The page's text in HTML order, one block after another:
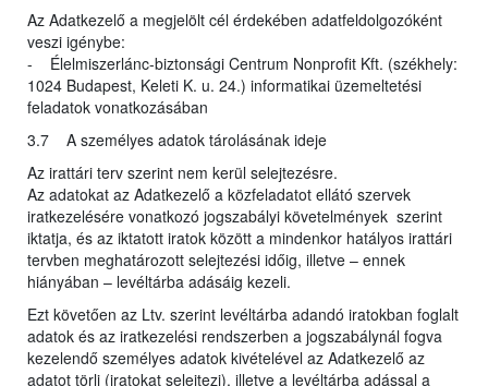
Az Adatkezelő a megjelölt cél érdekében adatfeldolgozóként
veszi igénybe:
- Élelmiszerlánc-biztonsági Centrum Nonprofit Kft. (székhely:
1024 Budapest, Keleti K. u. 24.) informatikai üzemeltetési
feladatok vonatkozásában
3.7 A személyes adatok tárolásának ideje
Az irattári terv szerint nem kerül selejtezésre.
Az adatokat az Adatkezelő a közfeladatot ellátó szervek
iratkezelésére vonatkozó jogszabályi követelmények szerint
iktatja, és az iktatott iratok között a mindenkor hatályos irattári
tervben meghatározott selejtezési időig, illetve – ennek
hiányában – levéltárba adásáig kezeli.
Ezt követően az Ltv. szerint levéltárba adandó iratokban foglalt
adatok és az iratkezelési rendszerben a jogszabálynál fogva
kezelendő személyes adatok kivételével az Adatkezelő az
adatot törli (iratokat selejtezi), illetve a levéltárba adással a